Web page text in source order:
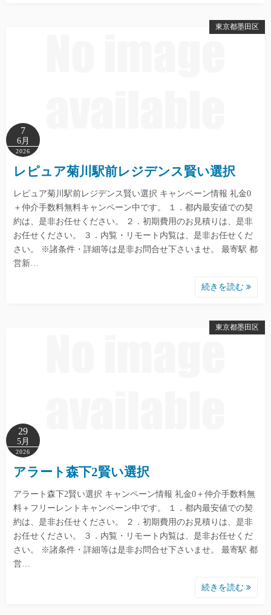
東京都墨田区
7
6月
2026
レピュア菊川駅前レジデンス賢い選択
レピュア菊川駅前レジデンス賢い選択 キャンペーン情報 礼金0
＋仲介手数料無料キャンペーン中です。 １．都内最安値での契
約は、是非お任せください。 ２．初期費用のお見積りは、是非
お任せください。 ３．内覧・リモート内覧は、是非お任せくだ
さい。 ※諸条件・詳細等は是非お問合せ下さいませ。 最寄駅 都
営新…
続きを読む
東京都墨田区
29
5月
2026
アラート森下2賢い選択
アラート森下2賢い選択 キャンペーン情報 礼金0＋仲介手数料無
料＋フリーレントキャンペーン中です。 １．都内最安値での契
約は、是非お任せください。 ２．初期費用のお見積りは、是非
お任せください。 ３．内覧・リモート内覧は、是非お任せくだ
さい。 ※諸条件・詳細等は是非お問合せ下さいませ。 最寄駅 都
営…
続きを読む